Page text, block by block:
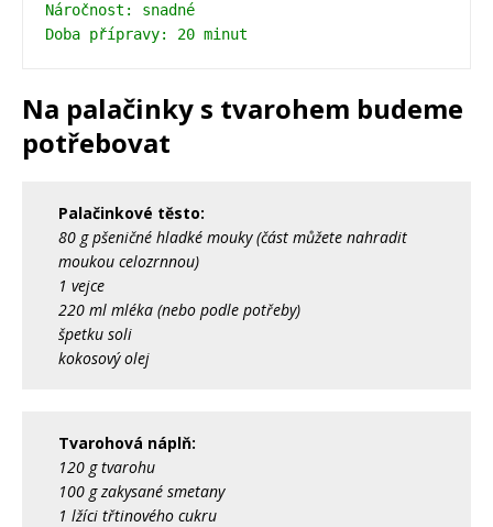
Náročnost: snadné
Doba přípravy: 20 minut
Na palačinky s tvarohem budeme
potřebovat
Palačinkové těsto:
80 g pšeničné hladké mouky (část můžete nahradit
moukou celozrnnou)
1 vejce
220 ml mléka (nebo podle potřeby)
špetku soli
kokosový olej
Tvarohová náplň:
120 g tvarohu
100 g zakysané smetany
1 lžíci třtinového cukru